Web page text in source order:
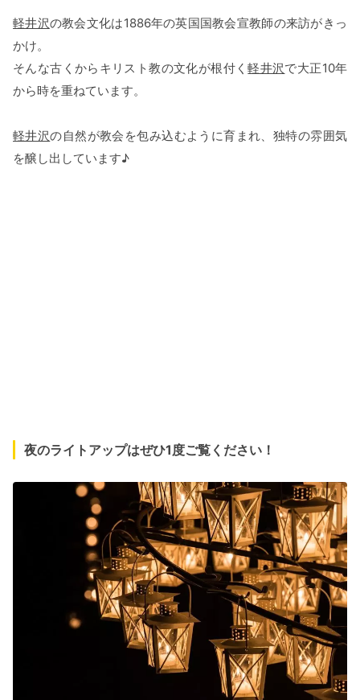
軽井沢の教会文化は1886年の英国国教会宣教師の来訪がきっ
かけ。
そんな古くからキリスト教の文化が根付く軽井沢で大正10年
から時を重ねています。
軽井沢の自然が教会を包み込むように育まれ、独特の雰囲気
を醸し出しています♪
夜のライトアップはぜひ1度ご覧ください！